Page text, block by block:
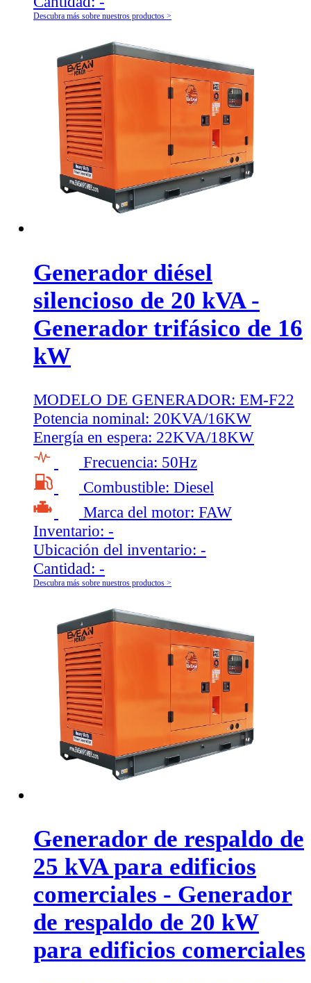
Descubra más sobre nuestros productos >
Generador diésel
silencioso de 20 kVA -
Generador trifásico de 16
kW
MODELO DE GENERADOR: EM-F22
Potencia nominal: 20KVA/16KW
Energía en espera: 22KVA/18KW
Frecuencia: 50Hz
Combustible: Diesel
Marca del motor: FAW
Inventario: -
Ubicación del inventario: -
Cantidad: -
Descubra más sobre nuestros productos >
Generador de respaldo de
25 kVA para edificios
comerciales - Generador
de respaldo de 20 kW
para edificios comerciales